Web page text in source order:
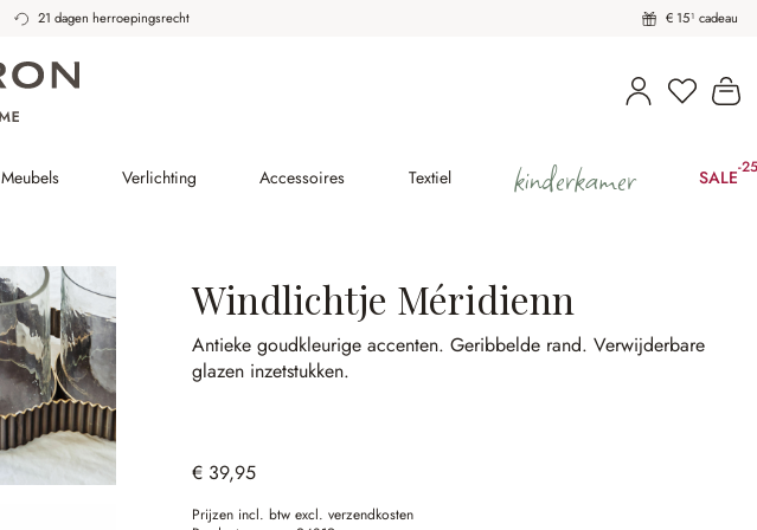
21 dagen herroepingsrecht € 15¹ cadeau
U heeft
Meubels Verlichting Accessoires Textiel kinderkamer SALE-
Windlichtje Méridienn
Antieke goudkleurige accenten.Geribbelde rand.Verwijderbare
glazen inzetstukken.
€ 39,95
Prijzen incl. btw excl. verzendkosten